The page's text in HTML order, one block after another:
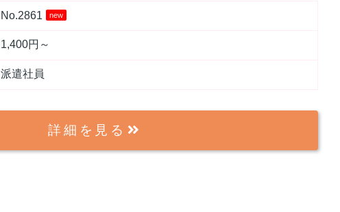
No.2861 new
1,400円～
派遣社員
詳細を見る